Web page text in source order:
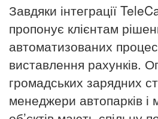
Завдяки інтеграції
пропонує клієнтам
автоматизованих
виставлення рахунків.
громадських зарядних
менеджери автопарків